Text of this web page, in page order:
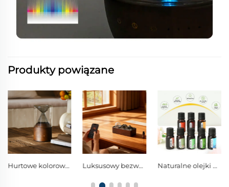
Produkty powiązane
Luksusowy bezwodny dyfuzor ze szkła i litego drewna z funkcją odtwarzania muzyki przez Bluetooth Naturalne olejki botaniczne do aromaterapii | czyste roślinne zapachy do odświeżania przestrzeni i uspokajania umysłu 30 ml naturalnych olejków roślinnych do aromaterapii, przeznaczonych do dyfuzorów i samochodów